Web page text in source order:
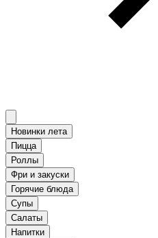
Новинки лета
Пицца
Роллы
Фри и закуски
Горячие блюда
Супы
Салаты
Напитки